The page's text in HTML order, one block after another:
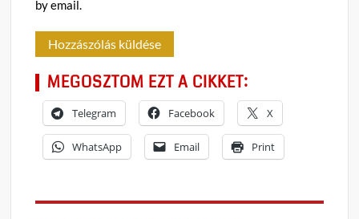
by email.
MEGOSZTOM EZT A CIKKET:
Telegram Facebook X
WhatsApp Email Print